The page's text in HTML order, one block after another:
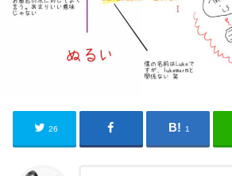
26 1